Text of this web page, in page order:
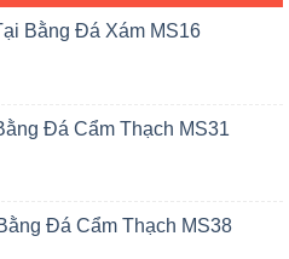
Bằng Đá Xám MS16
Đá Cẩm Thạch MS31
Đá Cẩm Thạch MS38